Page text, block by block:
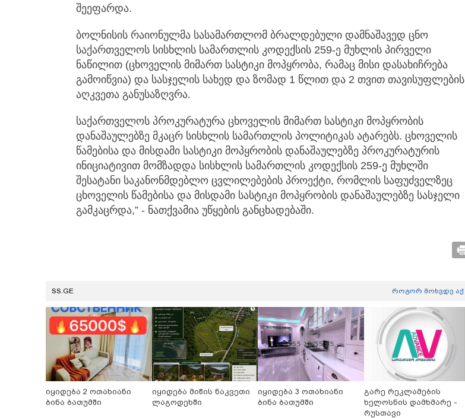
შეეფარდა.
ბოლნისის რაიონულმა სასამართლომ ბრალდებული დამნაშავედ ცნო
საქართველოს სისხლის სამართლის კოდექსის 259-ე მუხლის პირველი
ნაწილით (ცხოველის მიმართ სასტიკი მოპყრობა, რამაც მისი დასახიჩრება
გამოიწვია) და სასჯელის სახედ და ზომად 1 წლით და 2 თვით თავისუფლების
აღკვეთა განუსაზღვრა.
საქართველოს პროკურატურა ცხოველის მიმართ სასტიკი მოპყრობის
დანაშაულებზე მკაცრ სისხლის სამართლის პოლიტიკას ატარებს. ცხოველის
წამებისა და მისდამი სასტიკი მოპყრობის დანაშაულებზე პროკურატურის
ინიციატივით მომზადდა სისხლის სამართლის კოდექსის 259-ე მუხლში
შესატანი საკანონმდებლო ცვლილებების პროექტი, რომლის საფუძველზეც
ცხოველის წამებისა და მისდამი სასტიკი მოპყრობის დანაშაულებზე სასჯელი
გამკაცრდა,” - ნათქვამია უწყების განცხადებაში.
SS.GE როგორ მოხვდე აქ
იყიდება 2 ოთახიანი
ბინა ბათუმში
იყიდება მიწის ნაკვეთი
ლაგოდეხში
იყიდება 3 ოთახიანი
ბინა ბათუმში
გარე რეკლამების
ხელოსნის დამხმარე -
რუსთავი